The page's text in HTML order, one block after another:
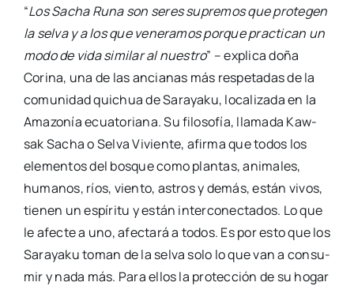
“Los Sacha Runa son seres supre­mos que pro­te­gen
la sel­va y a los que vene­ra­mos por­que prac­ti­can un
modo de vida simi­lar al nues­tro” – expli­ca doña
Cori­na, una de las ancia­nas más res­pe­ta­das de la
comu­ni­dad qui­chua de Sara­ya­ku, loca­li­za­da en la
Ama­zo­nía ecua­to­ria­na. Su filo­so­fía, lla­ma­da Kaw­
sak Sacha o Sel­va Vivien­te, afir­ma que todos los
ele­men­tos del bos­que como plan­tas, ani­ma­les,
huma­nos, ríos, vien­to, astros y demás, están vivos,
tie­nen un espí­ri­tu y están inter­co­nec­ta­dos. Lo que
le afec­te a uno, afec­ta­rá a todos. Es por esto que los
Sara­ya­ku toman de la sel­va solo lo que van a con­su­
mir y nada más. Para ellos la pro­tec­ción de su hogar